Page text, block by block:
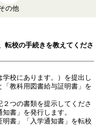
の他
転校の手続きを教えてくださ
校にあります。）を提出し
教科用図書給与証明書」を
つの書類を提示してくださ
書」を発行します。
書」「入学通知書」を転校